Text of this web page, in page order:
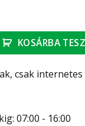
KOSÁRBA
csak internetes
07:00 - 16:00